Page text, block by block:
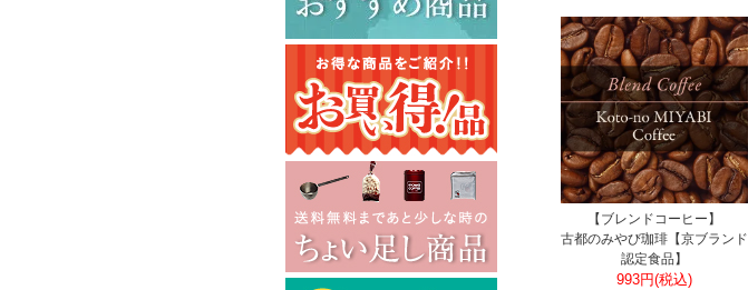
【ブレンドコーヒー】
古都のみやび珈琲【京ブランド
認定食品】
993円(税込)